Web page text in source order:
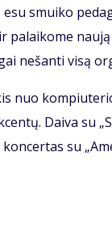
smuiko
palaikome
nešanti visą
nuo
Daiva su
su